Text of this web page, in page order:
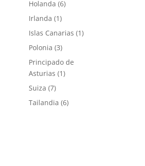
Holanda (6)
Irlanda (1)
Islas Canarias (1)
Polonia (3)
Principado de
Asturias (1)
Suiza (7)
Tailandia (6)